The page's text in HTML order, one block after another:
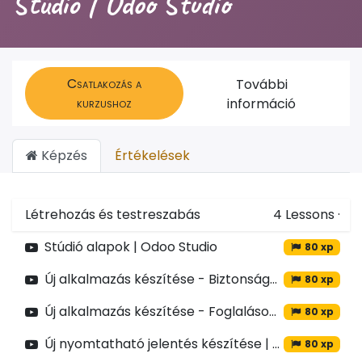
Csatlakozás a
kurzushoz
További
információ
Képzés Értékelések
Létrehozás és testreszabás 4 Lessons ·
Stúdió alapok | Odoo Studio
80 xp
Új alkalmazás készítése - Biztonságos helyek (űrlapokkal) | Odoo Studio 80 xp
Új alkalmazás készítése - Foglalások modell | Odoo Studio 80 xp
Új nyomtatható jelentés készítése | Odoo Studio 80 xp